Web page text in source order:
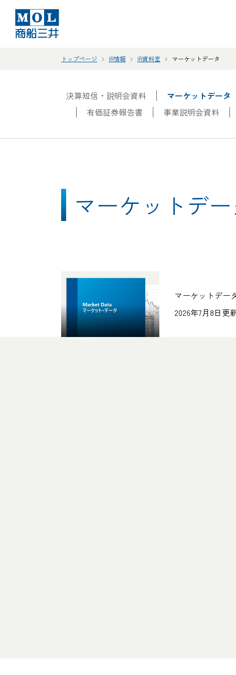
トップページ IR情報 IR資料室 マーケットデータ
決算短信・説明会資料 マーケットデータ
有価証券報告書
事業説明会資料
マーケットデー
マーケットデー
2026年7月8日更